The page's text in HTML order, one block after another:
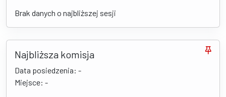
Brak danych o najbliższej sesji
Najbliższa komisja
Data posiedzenia: -
Miejsce: -